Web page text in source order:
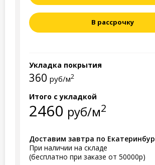
В рассрочку
Укладка покрытия
360 руб/м2
Итого с укладкой
2460 руб/м2
Доставим завтра по
При наличии на складе
(бесплатно при заказе от 50000р)